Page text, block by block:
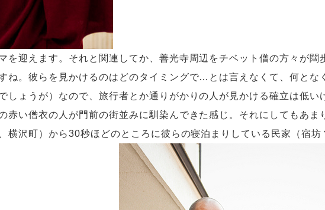
を迎えます。それと関連してか、善光寺周辺をチベット僧の方々が闊
ね。彼らを見かけるのはどのタイミングで…とは言えなくて、何とな
しょうが）なので、旅行者とか通りがかりの人が見かける確立は低い
赤い僧衣の人が門前の街並みに馴染んできた感じ。それにしてもあま
横沢町）から30秒ほどのところに彼らの寝泊まりしている民家（宿